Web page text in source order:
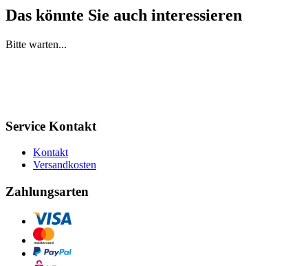
Das könnte Sie auch interessieren
Bitte warten...
Service Kontakt
Kontakt
Versandkosten
Zahlungsarten